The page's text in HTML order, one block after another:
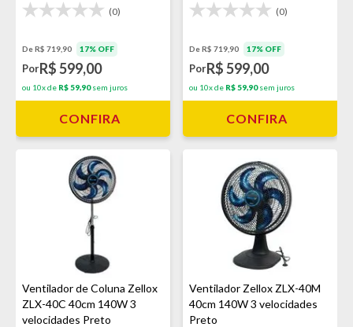
(0)
De R$ 719,90 17% OFF
PorR$ 599,00
ou 10x de R$ 59,90sem juros
CONFIRA
(0)
De R$ 719,90 17% OFF
PorR$ 599,00
ou 10x de R$ 59,90sem juros
CONFIRA
Ventilador de Coluna Zellox
ZLX-40C 40cm 140W 3
velocidades Preto
Ventilador Zellox ZLX-40M
40cm 140W 3 velocidades
Preto